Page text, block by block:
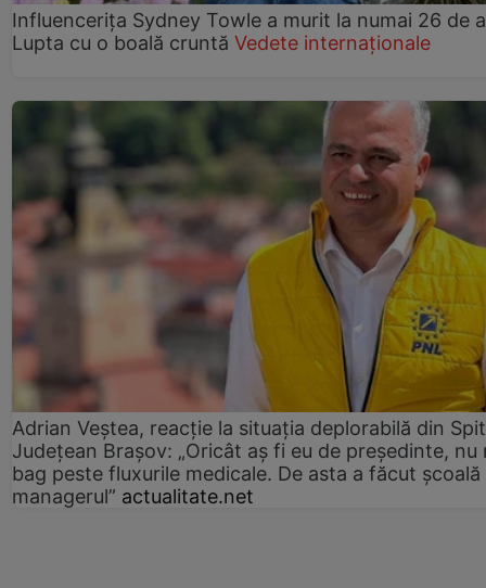
Influencerița Sydney Towle a murit la numai 26 de
Lupta cu o boală cruntă Vedete internaționale
Adrian Veștea, reacție la situația deplorabilă din
Județean Brașov: „Oricât aș fi eu de președinte, nu
bag peste fluxurile medicale. De asta a făcut școală
managerul” actualitate.net